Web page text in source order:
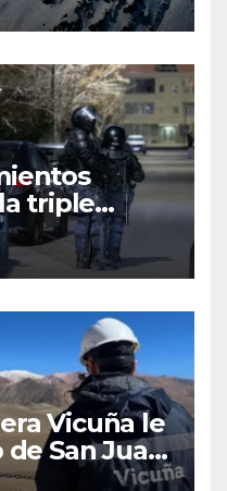
triple
Maipú y
Vicuña le
San Juan
cómo un